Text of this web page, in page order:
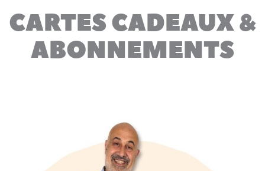
CARTES CADEAUX &
ABONNEMENTS